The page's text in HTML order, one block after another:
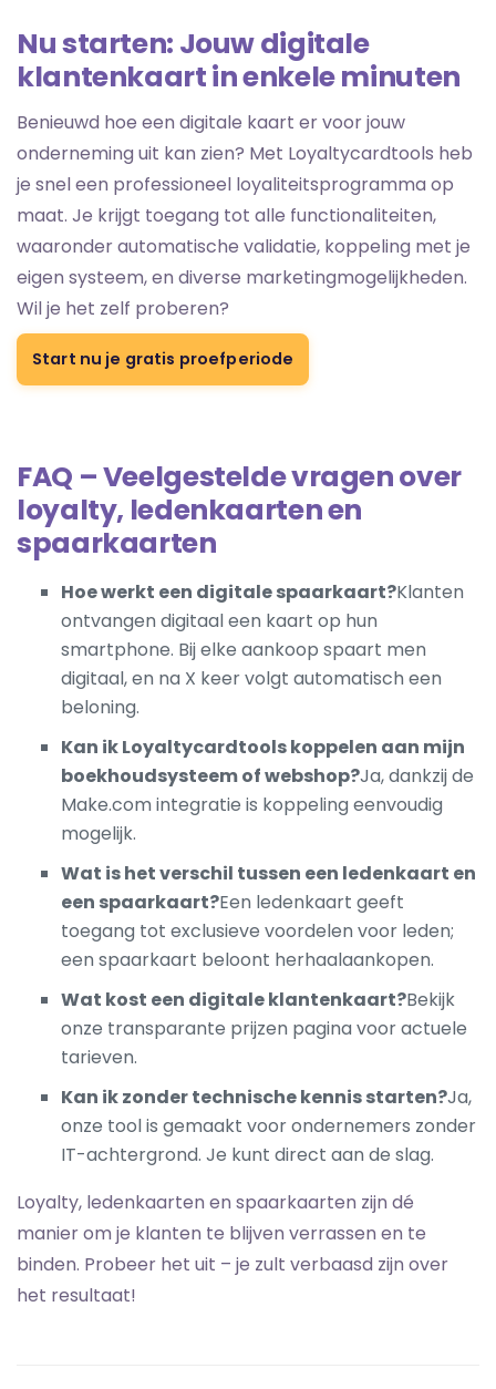
Nu starten: Jouw digitale
klantenkaart in enkele minuten
Benieuwd hoe een digitale kaart er voor jouw
onderneming uit kan zien? Met Loyaltycardtools heb
je snel een professioneel loyaliteitsprogramma op
maat. Je krijgt toegang tot alle functionaliteiten,
waaronder automatische validatie, koppeling met je
eigen systeem, en diverse marketingmogelijkheden.
Wil je het zelf proberen?
Start nu je gratis proefperiode
FAQ – Veelgestelde vragen over
loyalty, ledenkaarten en
spaarkaarten
Hoe werkt een digitale spaarkaart?Klanten
ontvangen digitaal een kaart op hun
smartphone. Bij elke aankoop spaart men
digitaal, en na X keer volgt automatisch een
beloning.
Kan ik Loyaltycardtools koppelen aan mijn
boekhoudsysteem of webshop?Ja, dankzij de
Make.com integratie is koppeling eenvoudig
mogelijk.
Wat is het verschil tussen een ledenkaart en
een spaarkaart?Een ledenkaart geeft
toegang tot exclusieve voordelen voor leden;
een spaarkaart beloont herhaalaankopen.
Wat kost een digitale klantenkaart?Bekijk
onze transparante prijzen pagina voor actuele
tarieven.
Kan ik zonder technische kennis starten?Ja,
onze tool is gemaakt voor ondernemers zonder
IT-achtergrond. Je kunt direct aan de slag.
Loyalty, ledenkaarten en spaarkaarten zijn dé
manier om je klanten te blijven verrassen en te
binden. Probeer het uit – je zult verbaasd zijn over
het resultaat!